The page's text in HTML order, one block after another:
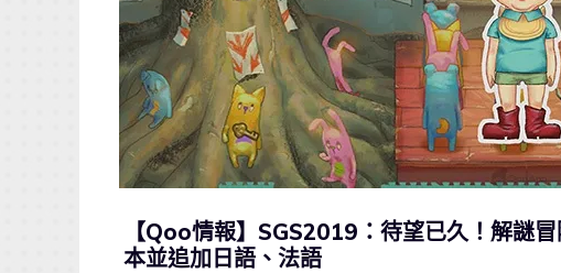
【Qoo情報】SGS2019：待望已久！解謎
本並追加日語、法語